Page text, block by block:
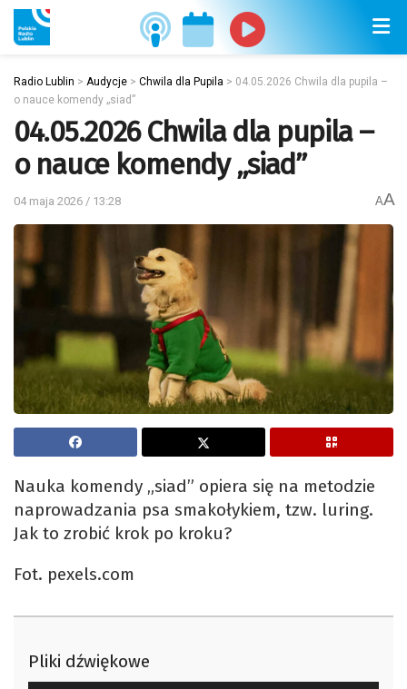
Radio Lublin > Audycje > Chwila dla Pupila > 04.05.2026 Chwila dla pupila –
o nauce komendy „siad”
04.05.2026 Chwila dla pupila –
o nauce komendy „siad”
04 maja 2026 / 13:28 AA
Nauka komendy „siad” opiera się na metodzie
naprowadzania psa smakołykiem, tzw. luring.
Jak to zrobić krok po kroku?
Fot. pexels.com
Pliki dźwiękowe